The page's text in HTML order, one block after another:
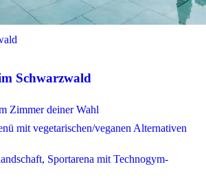
Schwarzwald
Zimmer deiner Wahl
mit vegetarischen/veganen Alternativen
Sportarena mit Technogym-